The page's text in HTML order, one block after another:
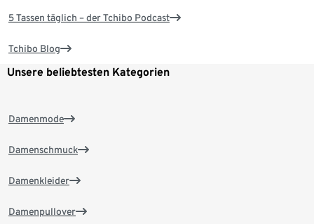
5 Tassen täglich – der Tchibo Podcast
Tchibo Blog
Unsere beliebtesten Kategorien
Damenmode
Damenschmuck
Damenkleider
Damenpullover